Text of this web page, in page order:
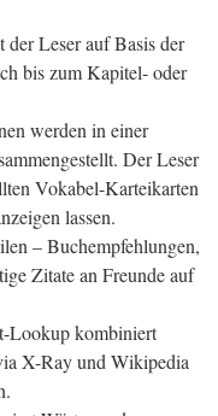
Leser auf Basis der
bis zum Kapitel- oder
werden in einer
Der Leser
Vokabel-Karteikarten
lassen.
– Buchempfehlungen,
Zitate an Freunde auf
Lookup kombiniert
X-Ray und Wikipedia